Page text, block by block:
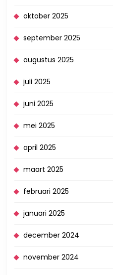
oktober 2025
september 2025
augustus 2025
juli 2025
juni 2025
mei 2025
april 2025
maart 2025
februari 2025
januari 2025
december 2024
november 2024